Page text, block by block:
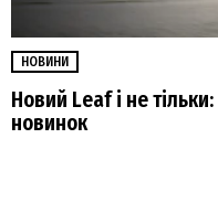
НОВИНИ
Новий Leaf і не
новинок